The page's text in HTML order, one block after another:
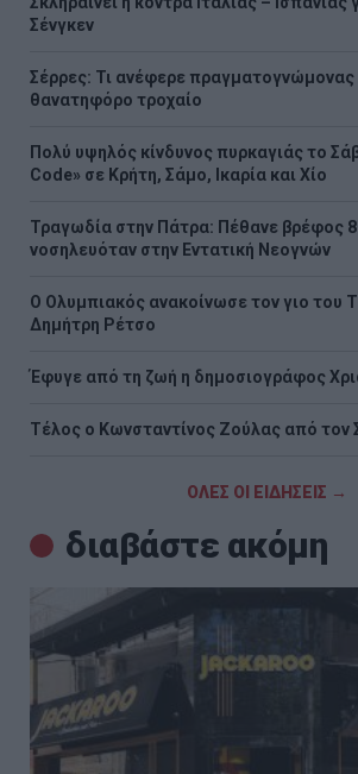
Σένγκεν
Σέρρες: Τι ανέφερε πραγματογνώμονας
θανατηφόρο τροχαίο
Πολύ υψηλός κίνδυνος πυρκαγιάς το
Code» σε Κρήτη, Σάμο, Ικαρία και Χίο
Τραγωδία στην Πάτρα: Πέθανε βρέφος
νοσηλευόταν στην Εντατική Νεογνών
O Ολυμπιακός ανακοίνωσε τον γιο του
Δημήτρη Ρέτσο
Έφυγε από τη ζωή η δημοσιογράφος
Τέλος ο Κωνσταντίνος Ζούλας από τον
ΟΛΕΣ ΟΙ ΕΙΔΗΣΕΙΣ →
διαβάστε ακόμη